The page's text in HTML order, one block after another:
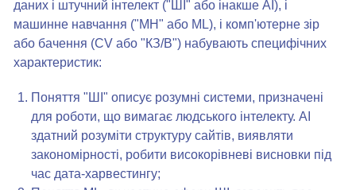
даних і штучний інтелект ("ШІ" або інакше AI), і
машинне навчання ("МН" або ML), і комп'ютерне зір
або бачення (CV або "КЗ/В") набувають специфічних
характеристик:
Поняття "ШІ" описує розумні системи, призначені
для роботи, що вимагає людського інтелекту. AI
здатний розуміти структуру сайтів, виявляти
закономірності, робити високорівневі висновки під
час дата-харвестингу;